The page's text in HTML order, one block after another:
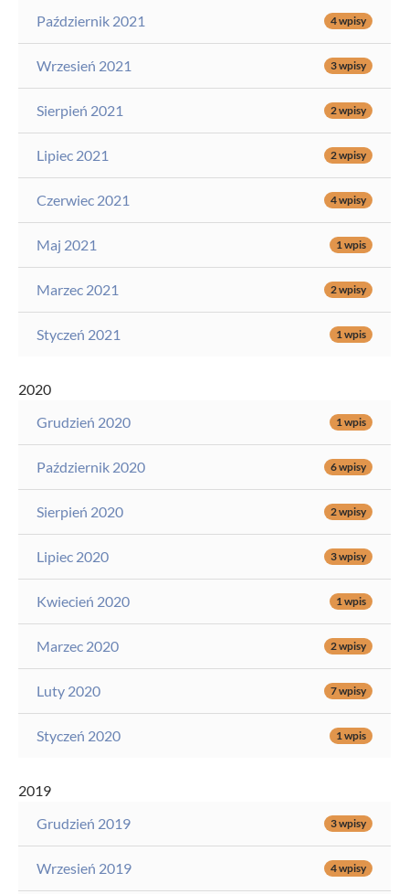
Październik 2021 4 wpisy
Wrzesień 2021 3 wpisy
Sierpień 2021 2 wpisy
Lipiec 2021 2 wpisy
Czerwiec 2021 4 wpisy
Maj 2021 1 wpis
Marzec 2021 2 wpisy
Styczeń 2021 1 wpis
2020
Grudzień 2020
1 wpis
Październik 2020 6 wpisy
Sierpień 2020 2 wpisy
Lipiec 2020 3 wpisy
Kwiecień 2020 1 wpis
Marzec 2020 2 wpisy
Luty 2020 7 wpisy
Styczeń 2020 1 wpis
2019
Grudzień 2019
3 wpisy
Wrzesień 2019 4 wpisy